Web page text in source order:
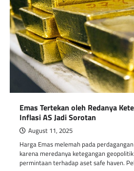
Emas Tertekan oleh Redanya
Inflasi AS Jadi Sorotan
August 11, 2025
Harga Emas melemah pada
karena meredanya ketegangan
permintaan terhadap aset safe haven.